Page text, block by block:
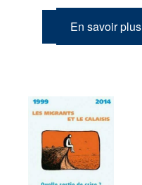
En savoir plus